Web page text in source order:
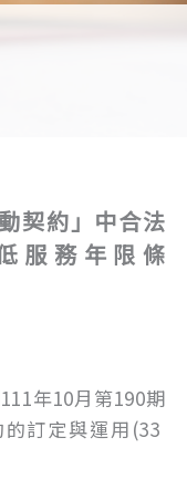
契約」中合法
服務年限條
年10月第190期
訂定與運用(33